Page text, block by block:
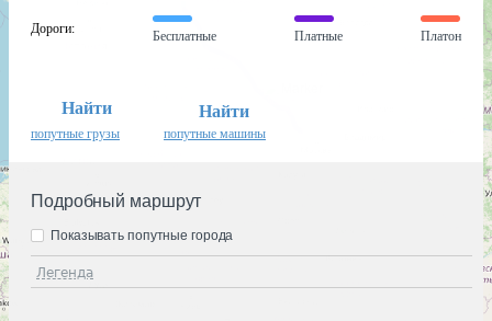
Дороги:
Бесплатные Платные Платон
Найти
попутные грузы
Найти
попутные машины
Подробный маршрут
Легенда
Показывать попутные города